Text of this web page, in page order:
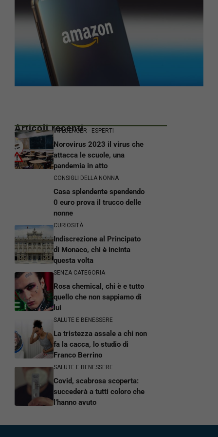
Articoli recentiINFLUENCER - ESPERTI
Norovirus 2023 il virus che
attacca le scuole, una
pandemia in atto
CONSIGLI DELLA NONNA
Casa splendente spendendo
0 euro prova il trucco delle
nonne
CURIOSITÀ
Indiscrezione al Principato
di Monaco, chi è incinta
questa volta
SENZA CATEGORIA
Rosa chemical, chi è e tutto
quello che non sappiamo di
lui
SALUTE E BENESSERE
La tristezza assale a chi non
fa la cacca, lo studio di
Franco Berrino
SALUTE E BENESSERE
Covid, scabrosa scoperta:
succederà a tutti coloro che
l’hanno avuto